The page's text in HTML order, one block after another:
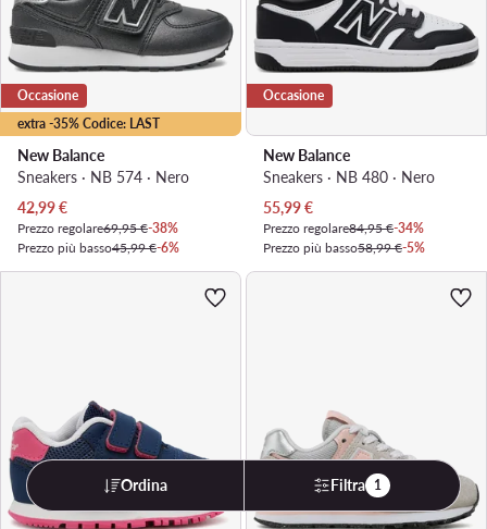
extra -35% Codice: LAST
Occasione
New Balance
Sneakers · NB 574 · Nero
Prezzo attuale
42,99€
Prezzo regolare69,95 €-38%
Prezzo più basso45,99 €-6%
Occasione
New Balance
Sneakers · NB 480 · Nero
Prezzo attuale
55,99€
Prezzo regolare84,95 €-34%
Prezzo più basso58,99 €-5%
Ordina Filtra 1